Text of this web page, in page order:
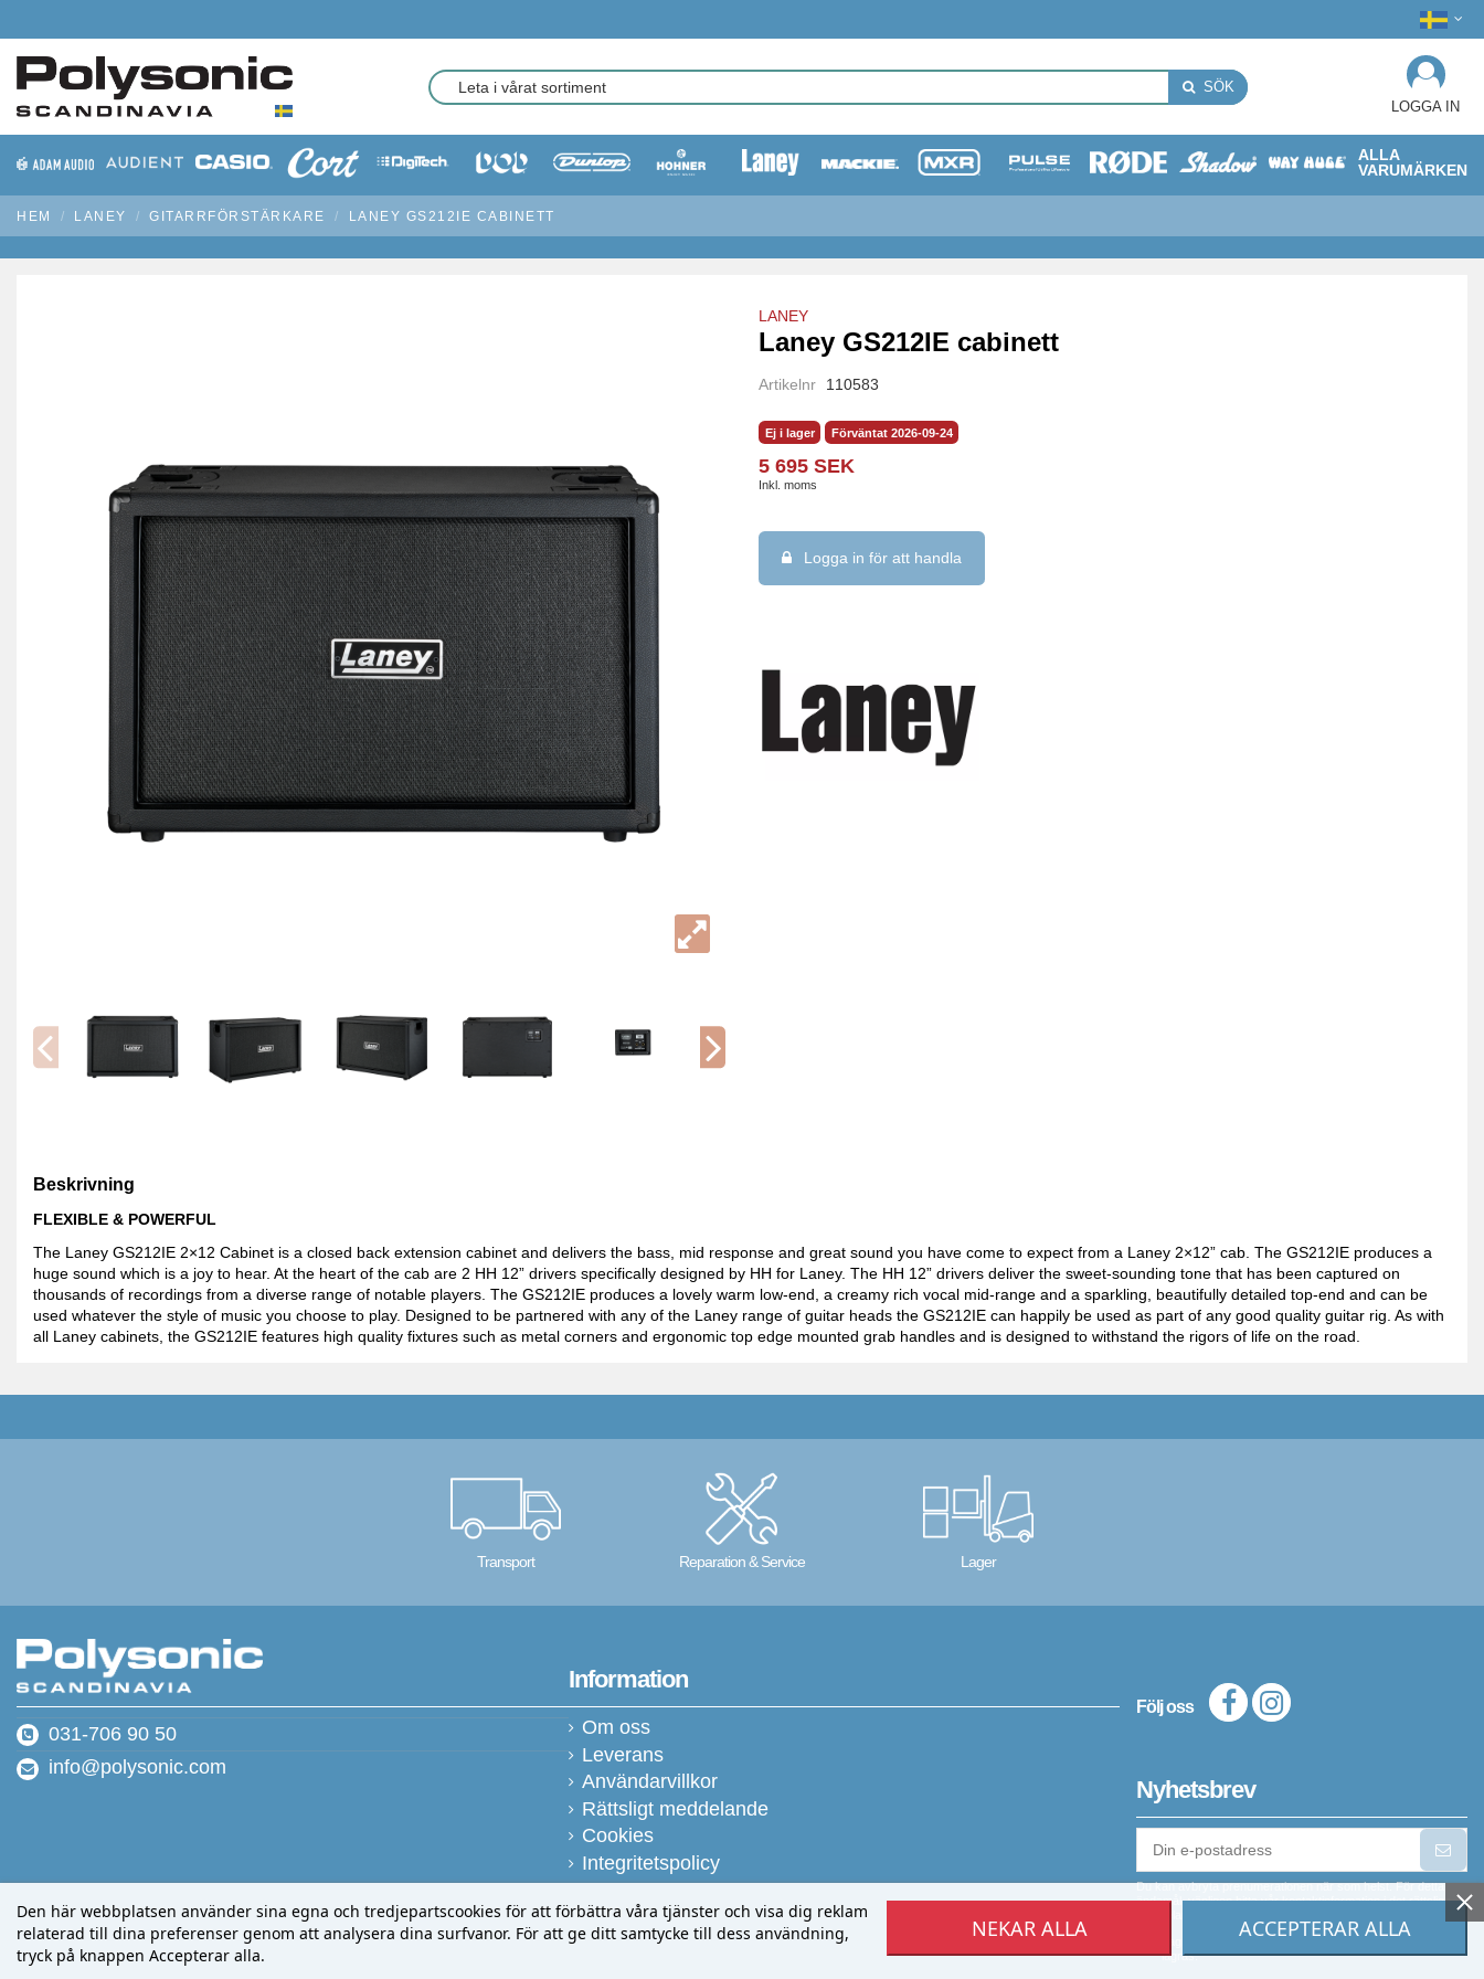
SÖK
LOGGA IN
ALLA
VARUMÄRKEN
HEM LANEY GITARRFÖRSTÄRKARE LANEY GS212IE CABINETT
LANEY
Laney GS212IE cabinett
Artikelnr 110583
Ej i lager Förväntat 2026-09-24
5 695 SEK
Inkl. moms
Logga in för att handla
Beskrivning
FLEXIBLE & POWERFUL
The Laney GS212IE 2×12 Cabinet is a closed back extension cabinet and delivers the bass, mid response and great sound you have come to expect from a Laney 2×12” cab. The GS212IE produces a
huge sound which is a joy to hear. At the heart of the cab are 2 HH 12” drivers specifically designed by HH for Laney. The HH 12” drivers deliver the sweet-sounding tone that has been captured on
thousands of recordings from a diverse range of notable players. The GS212IE produces a lovely warm low-end, a creamy rich vocal mid-range and a sparkling, beautifully detailed top-end and can be
used whatever the style of music you choose to play. Designed to be partnered with any of the Laney range of guitar heads the GS212IE can happily be used as part of any good quality guitar rig. As with
all Laney cabinets, the GS212IE features high quality fixtures such as metal corners and ergonomic top edge mounted grab handles and is designed to withstand the rigors of life on the road.
Transport Reparation & Service Lager
031-706 90 50
info@polysonic.com
Information
Om oss
Leverans
Användarvillkor
Rättsligt meddelande
Cookies
Integritetspolicy
Den här webbplatsen använder sina egna och tredjepartscookies för att förbättra våra tjänster och visa dig reklam
relaterad till dina preferenser genom att analysera dina surfvanor. För att ge ditt samtycke till dess användning,
tryck på knappen Accepterar alla.
NEKAR ALLA ACCEPTERAR ALLA
Följ oss
Nyhetsbrev
Du kan avbryta prenumerationen när som helst. För detta
ändamål, vänligen hitta vår kontaktinformation i det rättsliga
lagras.